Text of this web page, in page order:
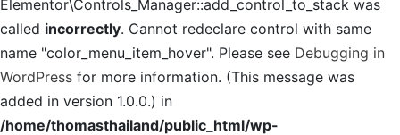
Elementor\Controls_Manager::add_control_to_stack was
called incorrectly. Cannot redeclare control with same
name "color_menu_item_hover". Please see Debugging in
WordPress for more information. (This message was
added in version 1.0.0.) in
/home/thomasthailand/public_html/wp-